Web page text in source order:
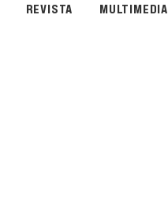
REVISTA MULTIMEDIA